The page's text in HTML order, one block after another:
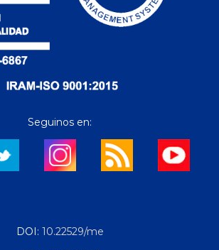
Seguinos en:
DOI: 10.22529/me